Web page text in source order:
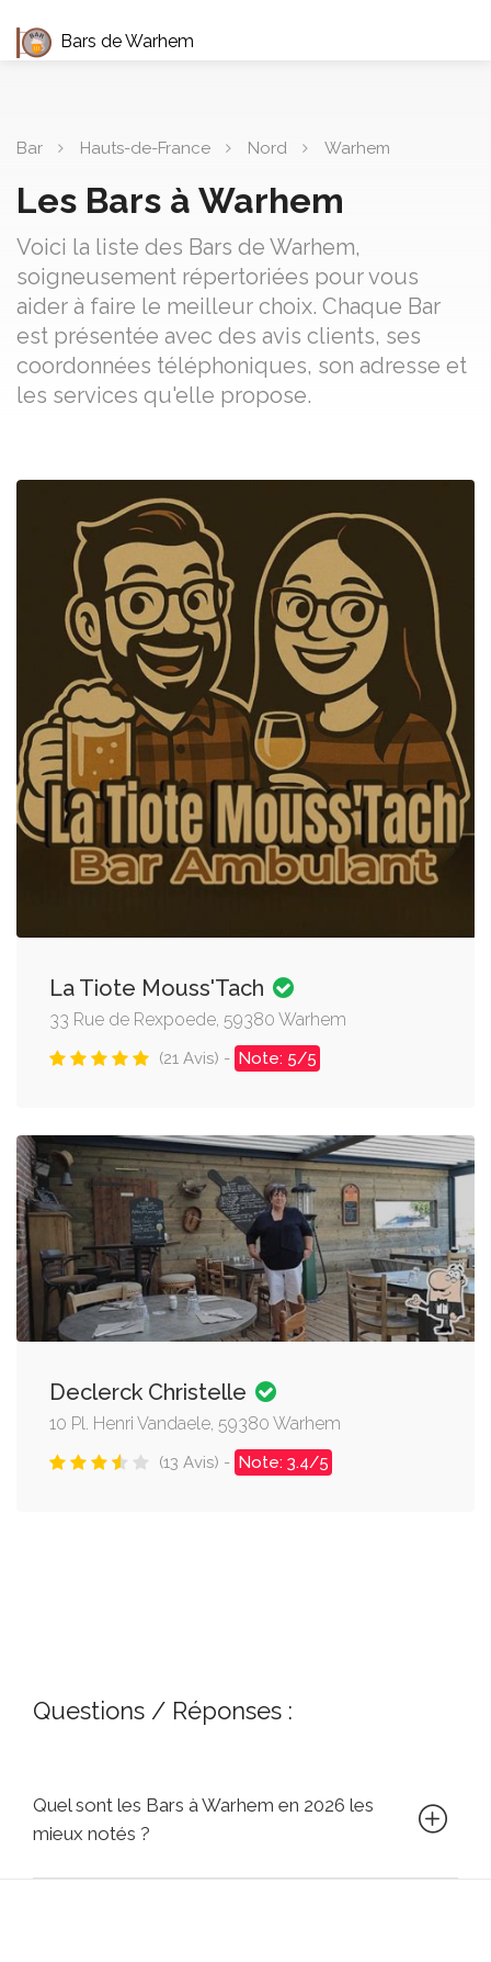
Bars de Warhem
Bar Hauts-de-France Nord Warhem
Les Bars à Warhem
Voici la liste des Bars de Warhem,
soigneusement répertoriées pour vous
aider à faire le meilleur choix. Chaque Bar
est présentée avec des avis clients, ses
coordonnées téléphoniques, son adresse et
les services qu'elle propose.
La Tiote Mouss'Tach
33 Rue de Rexpoede, 59380 Warhem
(21 Avis) - Note: 5/5
Declerck Christelle
10 Pl. Henri Vandaele, 59380 Warhem
(13 Avis) - Note: 3.4/5
Questions / Réponses :
Quel sont les Bars à Warhem en 2026 les
mieux notés ?